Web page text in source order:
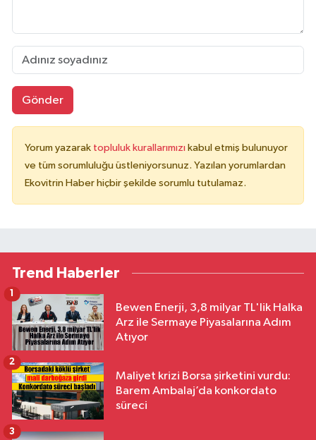
Gönder
Yorum yazarak topluluk kurallarımızı kabul etmiş bulunuyor
ve tüm sorumluluğu üstleniyorsunuz. Yazılan yorumlardan
Ekovitrin Haber hiçbir şekilde sorumlu tutulamaz.
Trend Haberler
Bewen Enerji, 3,8 milyar TL'lik Halka
Arz ile Sermaye Piyasalarına Adım
Atıyor
1
Maliyet krizi Borsa şirketini vurdu:
Barem Ambalaj’da konkordato
süreci
2
3